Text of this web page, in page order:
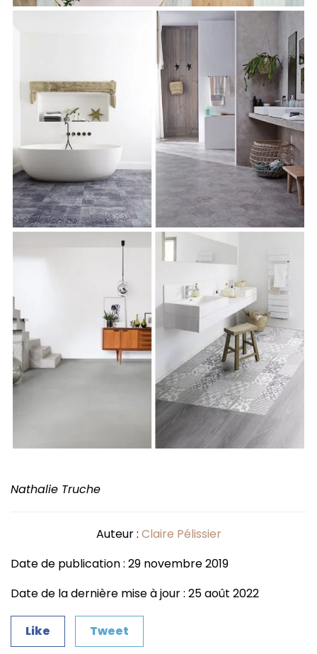
Nathalie Truche
Auteur : Claire Pélissier
Date de publication : 29 novembre 2019
Date de la dernière mise à jour : 25 août 2022
Like Tweet